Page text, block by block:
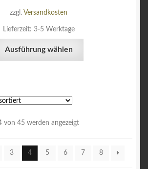
zzgl. Versandkosten
Lieferzeit: 3-5 Werktage
Ausführung wählen
auf
von 45 werden angezeigtNach
3 4 5 6 7 8